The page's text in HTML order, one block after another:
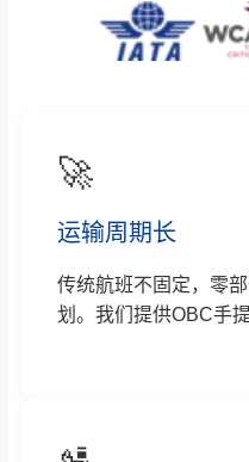
🚀
运输周期长
传统航班不固定，零
划。我们提供OBC手